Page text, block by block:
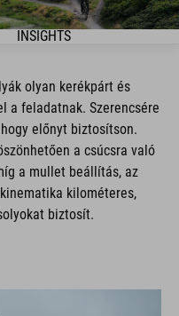
INSIGHTS
olyan kerékpárt és
a feladatnak. Szerencsére
előnyt biztosítson.
a csúcsra való
a mullet beállítás, az
kilométeres,
biztosít.